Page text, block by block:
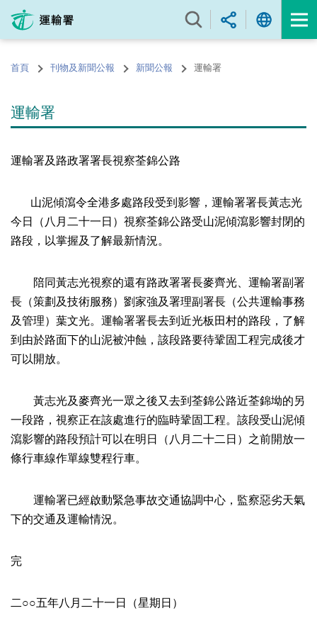
內
的首頁 刊物及新聞公報 新聞公報 運輸署
運輸署
運輸署及路政署署長視察荃錦公路
山泥傾瀉令全港多處路段受到影響，運輸署署長黃志光
今日（八月二十一日）視察荃錦公路受山泥傾瀉影響封閉的
路段，以掌握及了解最新情況。
陪同黃志光視察的還有路政署署長麥齊光、運輸署副署
長（策劃及技術服務）劉家強及署理副署長（公共運輸事務
及管理）葉文光。運輸署署長去到近光板田村的路段，了解
到由於路面下的山泥被沖蝕，該段路要待鞏固工程完成後才
可以開放。
黃志光及麥齊光一眾之後又去到荃錦公路近荃錦坳的另
一段路，視察正在該處進行的臨時鞏固工程。該段受山泥傾
瀉影響的路段預計可以在明日（八月二十二日）之前開放一
條行車線作單線雙程行車。
運輸署已經啟動緊急事故交通協調中心，監察惡劣天氣
下的交通及運輸情況。
完
二○○五年八月二十一日（星期日）